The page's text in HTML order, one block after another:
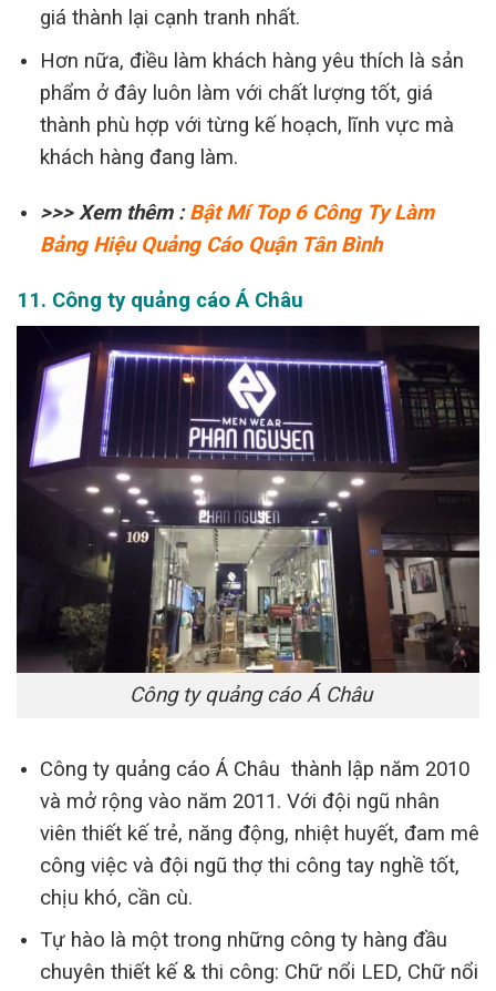
giá thành lại cạnh tranh nhất.
Hơn nữa, điều làm khách hàng yêu thích là sản
phẩm ở đây luôn làm với chất lượng tốt, giá
thành phù hợp với từng kế hoạch, lĩnh vực mà
khách hàng đang làm.
>>> Xem thêm :Bật Mí Top 6 Công Ty Làm
Bảng Hiệu Quảng Cáo Quận Tân Bình
11. Công ty quảng cáo Á Châu
Công ty quảng cáo Á Châu
Công ty quảng cáo Á Châu thành lập năm 2010
và mở rộng vào năm 2011. Với đội ngũ nhân
viên thiết kế trẻ, năng động, nhiệt huyết, đam mê
công việc và đội ngũ thợ thi công tay nghề tốt,
chịu khó, cần cù.
Tự hào là một trong những công ty hàng đầu
chuyên thiết kế & thi công: Chữ nổi LED, Chữ nổi